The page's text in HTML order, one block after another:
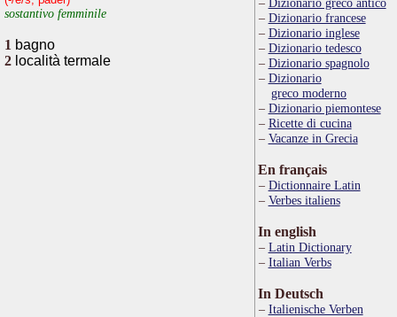
sostantivo femminile
1 bagno
2 località termale
Dizionario francese
Dizionario inglese
Dizionario tedesco
Dizionario spagnolo
Dizionario
greco moderno
Dizionario piemontese
Ricette di cucina
Vacanze in Grecia
En français
Dictionnaire Latin
Verbes italiens
In english
Latin Dictionary
Italian Verbs
In Deutsch
Italienische Verben